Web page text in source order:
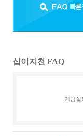
십이지천 FAQ
게임실